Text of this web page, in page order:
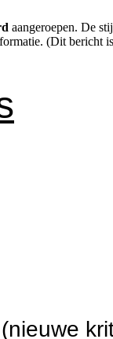
aangeroepen. De
(Dit bericht